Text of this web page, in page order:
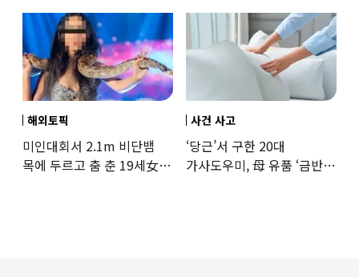
해외토픽
미인대회서 2.1m 비단뱀
목에 두르고 춤 춘 19세女
사건 사고
‘당근’서 구한 20대
가사도우미, 母 유품 ‘금반지